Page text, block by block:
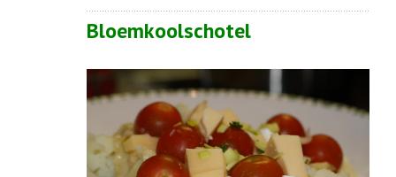
Bloemkoolschotel